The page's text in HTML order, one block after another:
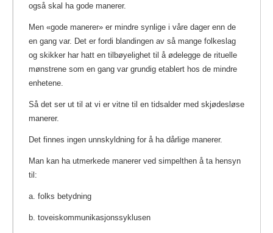
også skal ha gode manerer.
Men «gode manerer» er mindre synlige i våre dager enn de
en gang var. Det er fordi blandingen av så mange folkeslag
og skikker har hatt en tilbøyelighet til å ødelegge de rituelle
mønstrene som en gang var grundig etablert hos de mindre
enhetene.
Så det ser ut til at vi er vitne til en tidsalder med skjødesløse
manerer.
Det finnes ingen unnskyldning for å ha dårlige manerer.
Man kan ha utmerkede manerer ved simpelthen å ta hensyn
til:
a. folks betydning
b. toveiskommunikasjonssyklusen